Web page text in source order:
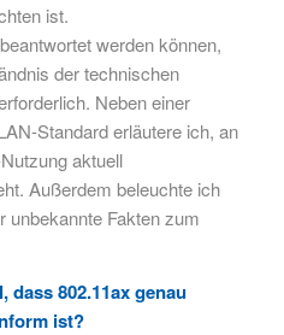
ist.
werden können,
der technischen
Neben einer
Standard erläutere ich, an
aktuell
Außerdem beleuchte ich
unbekannte Fakten zum
dass 802.11ax genau
ist?